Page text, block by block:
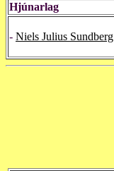
Hjúnarlag
- Niels Julius Sundberg